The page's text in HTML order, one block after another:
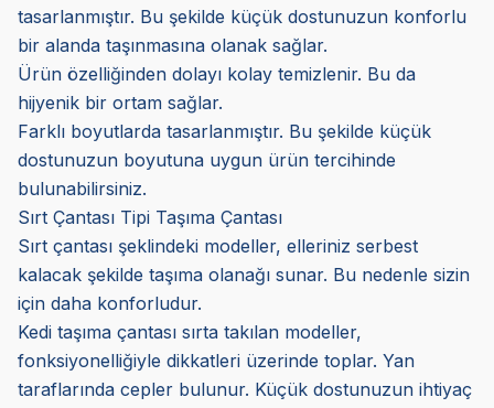
tasarlanmıştır. Bu şekilde küçük dostunuzun konforlu
bir alanda taşınmasına olanak sağlar.
Ürün özelliğinden dolayı kolay temizlenir. Bu da
hijyenik bir ortam sağlar.
Farklı boyutlarda tasarlanmıştır. Bu şekilde küçük
dostunuzun boyutuna uygun ürün tercihinde
bulunabilirsiniz.
Sırt Çantası Tipi Taşıma Çantası
Sırt çantası şeklindeki modeller, elleriniz serbest
kalacak şekilde taşıma olanağı sunar. Bu nedenle sizin
için daha konforludur.
Kedi taşıma çantası sırta takılan modeller,
fonksiyonelliğiyle dikkatleri üzerinde toplar. Yan
taraflarında cepler bulunur. Küçük dostunuzun ihtiyaç